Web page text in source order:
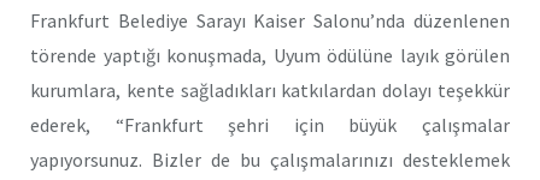
Frankfurt Belediye Sarayı Kaiser Salonu’nda düzenlenen
törende yaptığı konuşmada, Uyum ödülüne layık görülen
kurumlara, kente sağladıkları katkılardan dolayı teşekkür
ederek, “Frankfurt şehri için büyük çalışmalar
yapıyorsunuz. Bizler de bu çalışmalarınızı desteklemek